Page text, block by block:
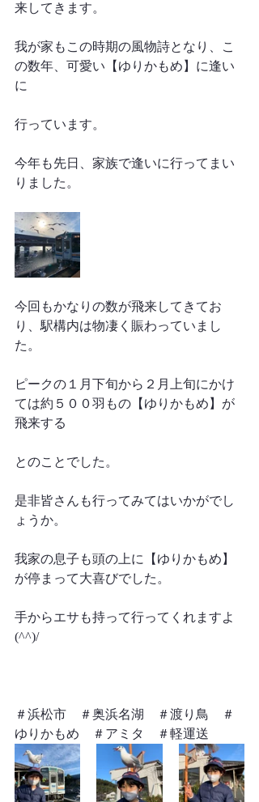
来してきます。
我が家もこの時期の風物詩となり、こ
の数年、可愛い【ゆりかもめ】に逢い
に
行っています。
今年も先日、家族で逢いに行ってまい
りました。
今回もかなりの数が飛来してきてお
り、駅構内は物凄く賑わっていまし
た。
ピークの１月下旬から２月上旬にかけ
ては約５００羽もの【ゆりかもめ】が
飛来する
とのことでした。
是非皆さんも行ってみてはいかがでし
ょうか。
我家の息子も頭の上に【ゆりかもめ】
が停まって大喜びでした。
手からエサも持って行ってくれますよ
(^^)/
＃浜松市　＃奥浜名湖　＃渡り鳥　＃
ゆりかもめ　＃アミタ　＃軽運送